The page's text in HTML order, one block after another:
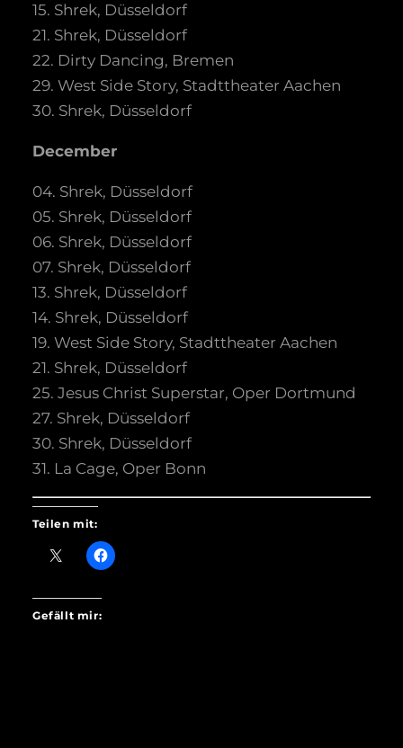
15. Shrek, Düsseldorf
21. Shrek, Düsseldorf
22. Dirty Dancing, Bremen
29. West Side Story, Stadttheater Aachen
30. Shrek, Düsseldorf
December
04. Shrek, Düsseldorf
05. Shrek, Düsseldorf
06. Shrek, Düsseldorf
07. Shrek, Düsseldorf
13. Shrek, Düsseldorf
14. Shrek, Düsseldorf
19. West Side Story, Stadttheater Aachen
21. Shrek, Düsseldorf
25. Jesus Christ Superstar, Oper Dortmund
27. Shrek, Düsseldorf
30. Shrek, Düsseldorf
31. La Cage, Oper Bonn
Teilen mit:
Gefällt mir: